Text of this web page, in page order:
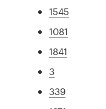
1545
1081
1841
3
339